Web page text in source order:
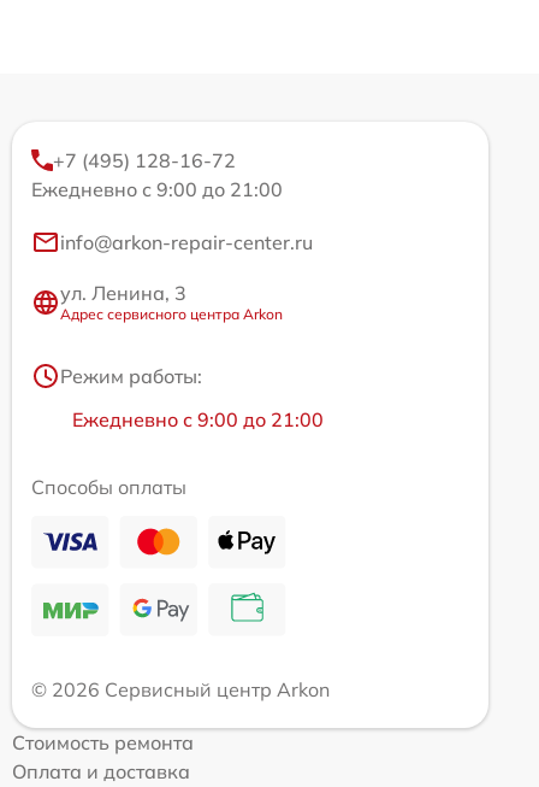
+7 (495) 128-16-72
Ежедневно с 9:00 до 21:00
info@arkon-repair-center.ru
ул. Ленина, 3
Адрес сервисного центра Arkon
Режим работы:
Ежедневно с 9:00 до 21:00
Способы оплаты
© 2026 Сервисный центр Arkon
Стоимость ремонта
Оплата и доставка